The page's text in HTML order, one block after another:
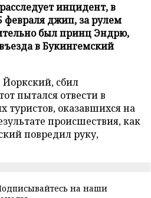
инцидент, в
февраля джип, за рулем
был принц Эндрю,
в Букингемский
сбил
пытался отвести в
туристов, оказавшихся на
происшествия, как
повредил руку,
на наши